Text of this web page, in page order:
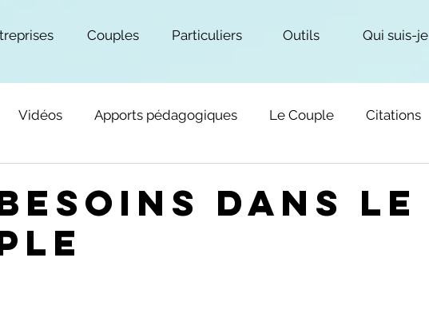
Couples Particuliers Outils Qui suis-je
Vidéos Apports pédagogiques Le Couple Citations
dans le